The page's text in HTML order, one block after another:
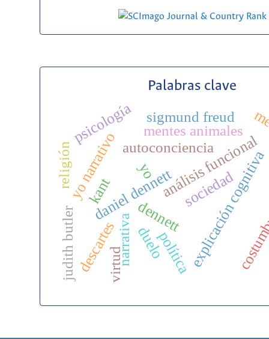
Palabras clave
dennett explicación cognitiva
análisis funcional
daniel dennett
yo
narrativa
autoconciencia
mentes animales
yo narrativo
psicología
descartes política
sociedad
duelo
sigmund freud
judith butler
kant
virtud
religión